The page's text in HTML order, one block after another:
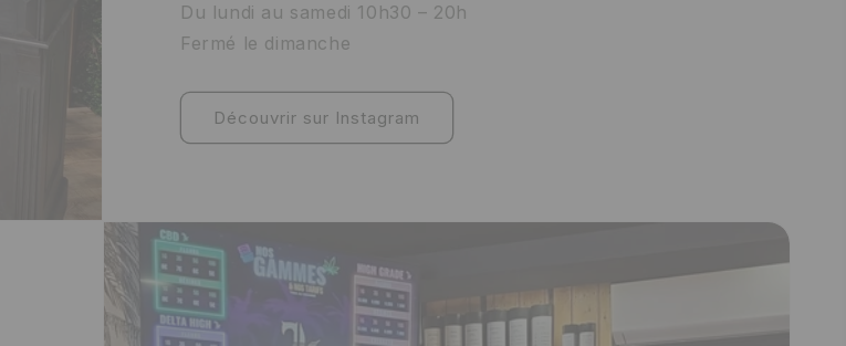
Du lundi au samedi 10h30 – 20h
Fermé le dimanche
Découvrir sur Instagram